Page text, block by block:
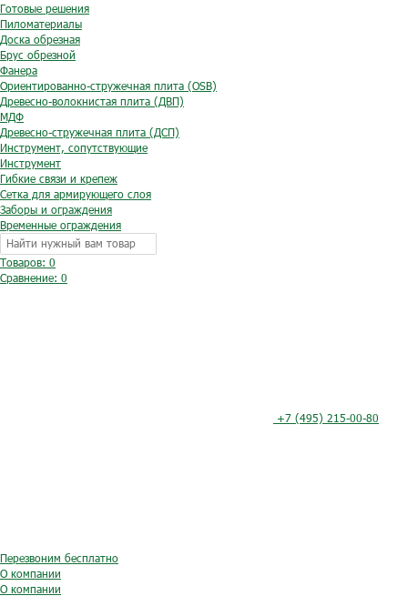
Готовые решения
Пиломатериалы
Доска обрезная
Брус обрезной
Фанера
Ориентированно-стружечная плита (OSB)
Древесно-волокнистая плита (ДВП)
МДФ
Древесно-стружечная плита (ДСП)
Инструмент, сопутствующие
Инструмент
Гибкие связи и крепеж
Сетка для армирующего слоя
Заборы и ограждения
Временные ограждения
Товаров: 0
Сравнение: 0
+7 (495) 215-00-80
Перезвоним бесплатно
О компании
О компании